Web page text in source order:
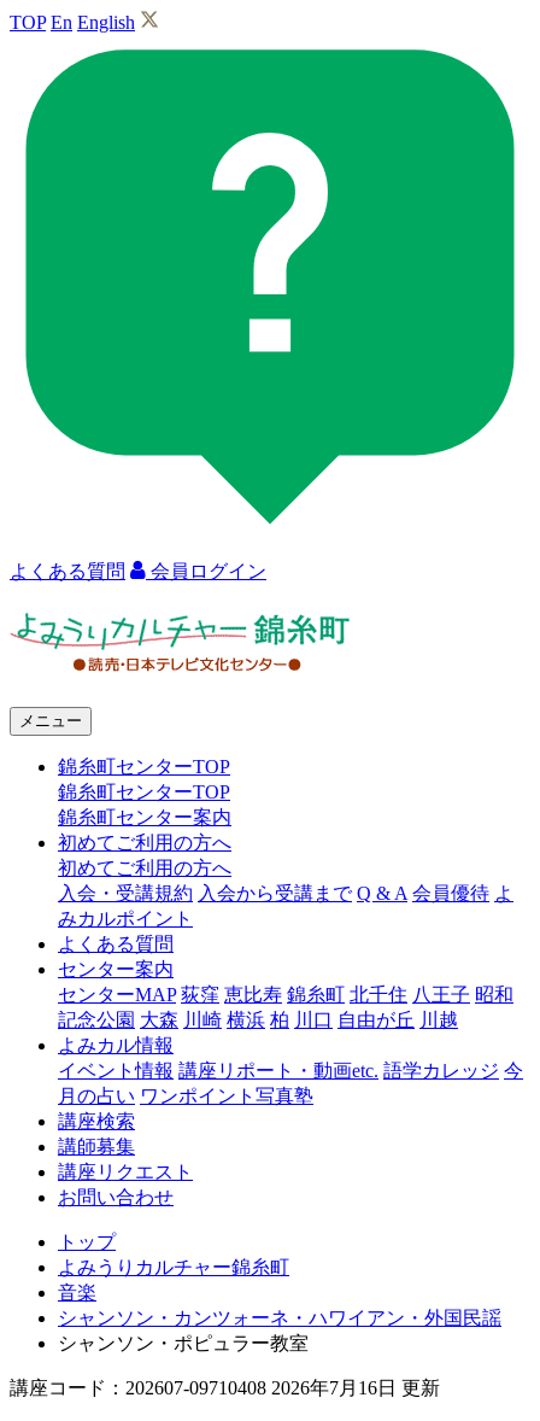
TOP En English
よくある質問 会員ログイン
ャ
糸
メニュー
錦糸町センターTOP
錦糸町センターTOP
錦糸町センター案内
初めてご利用の方へ
初めてご利用の方へ
入会・受講規約 入会から受講まで Q & A 会員優待 よ
みカルポイント
よくある質問
センター案内
センターMAP 荻窪 恵比寿 錦糸町 北千住 八王子 昭和
記念公園 大森 川崎 横浜 柏 川口 自由が丘 川越
よみカル情報
イベント情報 講座リポート・動画etc. 語学カレッジ 今
月の占い ワンポイント写真塾
講座検索
講師募集
講座リクエスト
お問い合わせ
トップ
よみうりカルチャー錦糸町
音楽
シャンソン・カンツォーネ・ハワイアン・外国民謡
シャンソン・ポピュラー教室
講座コード：202607-09710408 2026年7月16日 更新